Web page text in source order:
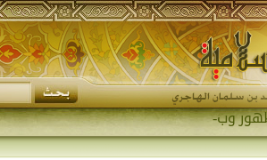
وبعده